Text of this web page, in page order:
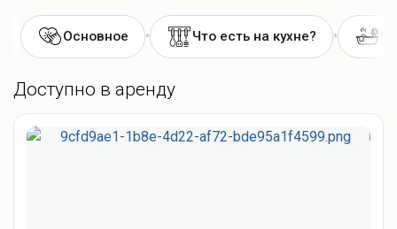
Основное • Что есть на кухне? •
Доступно в аренду